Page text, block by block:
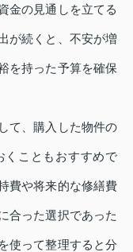
金の見通しを立てる
が続くと、不安が増
を持った予算を確保
て、購入した物件の
くこともおすすめで
費や将来的な修繕費
合った選択であった
使って整理すると分